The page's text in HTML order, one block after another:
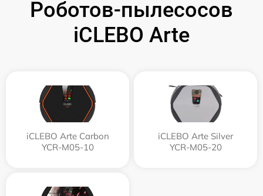
Роботов-пылесосов
iCLEBO Arte
iCLEBO Arte Carbon
YCR-M05-10
iCLEBO Arte Silver
YCR-M05-20